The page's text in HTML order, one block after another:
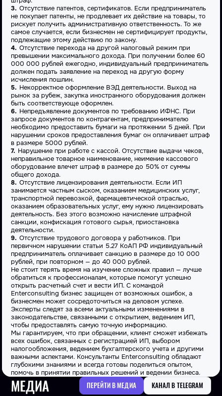
Отсутствие патентов, сертификатов. Если предприниматель
не покупает патенты, не продлевает их действие на товары, то
рискует получить административную ответственность. То же
самое случается, если бизнесмен не сертифицирует продукты,
подлежащие этому действию по закону.
Отсутствие перехода на другой налоговый режим при
превышении максимального дохода. При получении более 60
000 000 рублей ежегодно, индивидуальный предприниматель
должен подать заявление на переход на другую форму
исчисления пошлин.
Некорректное оформление ВЭД деятельности. Выход на
рынок за рубеж, закупка иностранного оборудования должен
быть соответствующе оформлен.
Непредъявление документов по требованию ИФНС. При
запросе документов по контрагентам, предпринимателю
необходимо предоставить бумаги на протяжении 5 дней. При
нарушении сроков предоставления бумаг он оплачивает штраф
в размере 5000 рублей.
Нарушение при работе с кассой. Отсутствие выдачи чеков,
неправильное товарное наименование, неимение кассового
оборудование влечет штраф в размере до 50% от суммы
общего дохода.
Отсутствие лицензирования деятельности. Если ИП
занимается частным сыском, оказанием медицинских услуг,
транспортной перевозкой, фармацевтической отраслью,
оказанием образовательных услуг, ему нужно лицензировать
деятельность. Без этого возможно начисление штрафной
санкции, конфискация готового сырья, приостановка
деятельности.
Отсутствие трудового договора у работников. При
первичном нарушении статьи 5.27 КоАП РФ индивидуальный
предприниматель оплачивает санкцию в размере до 10 000
рублей, при повторном — до 40 000 рублей.
Не стоит терять время на изучение сложных правил — лучше
обратиться к профессионалам, которые помогут успешно
открыть расчетный счет и вести ИП. С командой
Enterconsulting бизнес защищен от возможных ошибок, а
бизнесмен может сосредоточиться на деловом успехе.
Эксперты следят за всеми актуальными изменениями в
законодательстве, связанными с открытием, ведением ИП,
чтобы предоставлять самую точную информацию.
Мы гарантируем, что при обращении, клиент сможет избежать
всех ошибок, связанных с регистрацией ИП, выбором
налогообложения, ведением бухгалтерского учета и другими
важными аспектами. Консультанты Enterconsulting обладают
глубокими знаниями и всегда готовы поделиться опытом,
помочь в принятии правильных решений и ведении бизнеса.
МЕДИА ПЕРЕЙТИ В МЕДИА КАНАЛ В TELEGRAM